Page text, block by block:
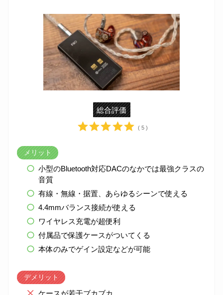
総合評価
( 5 )
メリット
小型のBluetooth対応DACのなかでは最強クラスの
音質
有線・無線・据置、あらゆるシーンで使える
4.4mmバランス接続が使える
ワイヤレス充電が超便利
付属品で保護ケースがついてくる
本体のみでゲイン設定などが可能
デメリット
ケースが若干ブカブカ